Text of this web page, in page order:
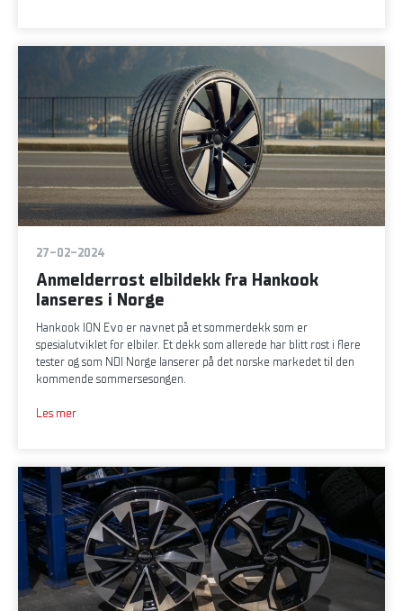
27-02-2024
Anmelderrost elbildekk fra Hankook
lanseres i Norge
Hankook ION Evo er navnet på et sommerdekk som er
spesialutviklet for elbiler. Et dekk som allerede har blitt rost i flere
tester og som NDI Norge lanserer på det norske markedet til den
kommende sommersesongen.
Les mer